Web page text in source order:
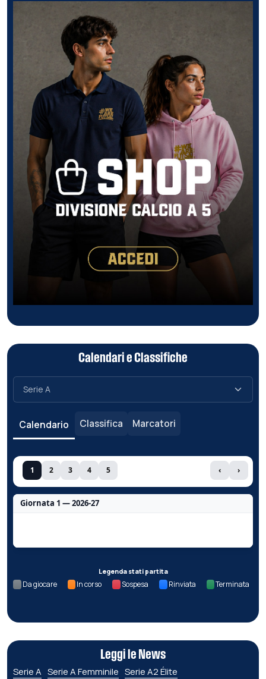
Calendari e Classifiche
Calendario Classifica Marcatori
1 2 3 4 5 ‹ ›
Giornata 1 — 2026-27
Legenda stati partita
Da giocare In corso Sospesa Rinviata Terminata
Leggi le News
Serie A Serie A Femminile Serie A2 Élite